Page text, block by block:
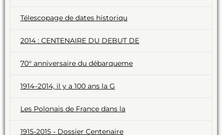
Télescopage de dates historiqu
2014 : CENTENAIRE DU DEBUT DE
70° anniversaire du débarqueme
1914–2014, il y a 100 ans la G
Les Polonais de France dans la
1915-2015 - Dossier Centenaire